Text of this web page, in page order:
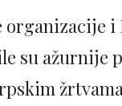
organizacije i
su ažurnije